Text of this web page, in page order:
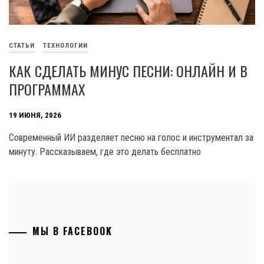
СТАТЬИ ТЕХНОЛОГИИ
КАК СДЕЛАТЬ МИНУС ПЕСНИ: ОНЛАЙН И В
ПРОГРАММАХ
19 ИЮНЯ, 2026
Современный ИИ разделяет песню на голос и инструментал за
минуту. Рассказываем, где это делать бесплатно
МЫ В FACEBOOK